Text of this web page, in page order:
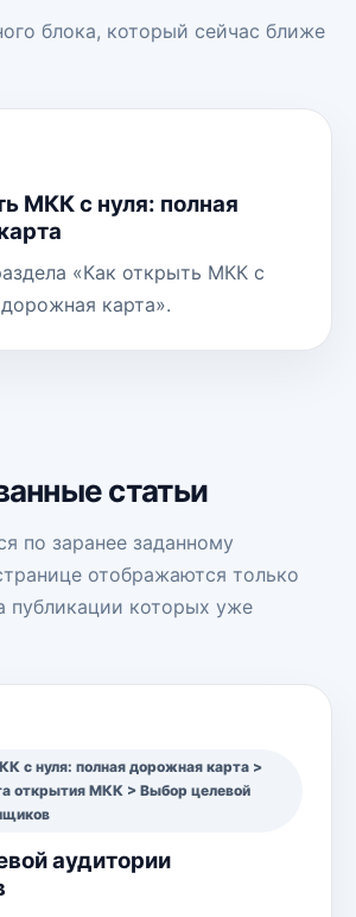
блока, который сейчас ближе
МКК с нуля: полная
«Как открыть МКК с
карта».
статьи
по заранее заданному
отображаются только
публикации которых уже
с нуля: полная дорожная карта >
открытия МКК > Выбор целевой
аудитории